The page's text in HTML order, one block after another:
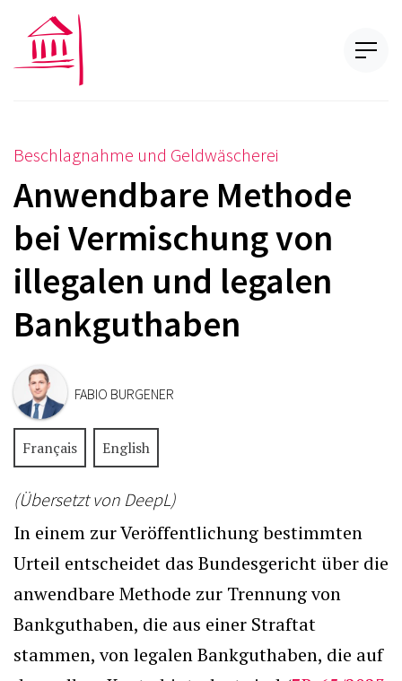
Beschlagnahme und Geldwäscherei
Anwendbare Methode
bei Vermischung von
illegalen und legalen
Bankguthaben
FABIO BURGENER
Français English
(Übersetzt von DeepL)
In einem zur Veröffentlichung bestimmten
Urteil entscheidet das Bundesgericht über die
anwendbare Methode zur Trennung von
Bankguthaben, die aus einer Straftat
stammen, von legalen Bankguthaben, die auf